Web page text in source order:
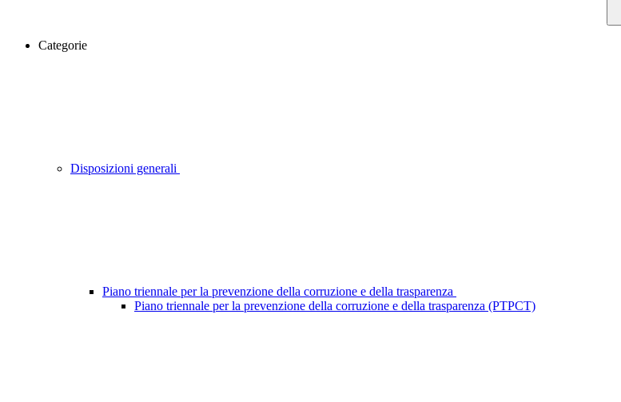
Categorie
Disposizioni generali
Piano triennale per la prevenzione della corruzione e della trasparenza
Piano triennale per la prevenzione della corruzione e della trasparenza (PTPCT)